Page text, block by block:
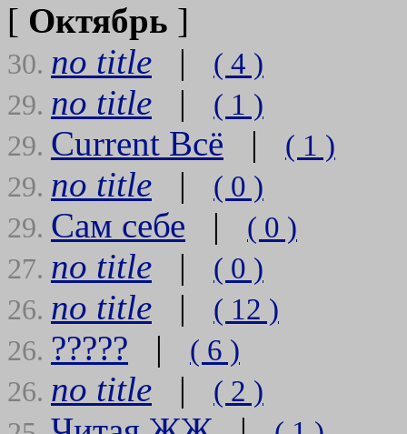
[ Октябрь ]
30. no title | ( 4 )
29. no title | ( 1 )
29. Current Всё | ( 1 )
29. no title | ( 0 )
29. Сам себе | ( 0 )
27. no title | ( 0 )
26. no title | ( 12 )
26. ????? | ( 6 )
26. no title | ( 2 )